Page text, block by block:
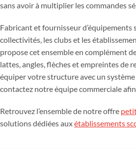
sans avoir à multiplier les commandes
Fabricant et fournisseur d’équipements
collectivités, les clubs et les
propose cet ensemble en complément
lattes, angles, flèches et empreintes de
équiper votre structure avec un
contactez notre équipe commerciale
Retrouvez l’ensemble de notre offre
solutions dédiées auxétablissements